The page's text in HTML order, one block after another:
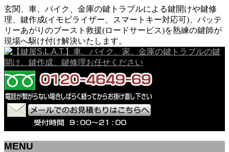
玄関、車、バイク、金庫の鍵トラブルによる鍵開けや鍵修
理、鍵作成(イモビライザー、スマートキー対応可)、バッテ
リーあがりのブースト救援(ロードサービス)を熟練の鍵師が
現場へ駆け付け解決いたします。
MENU